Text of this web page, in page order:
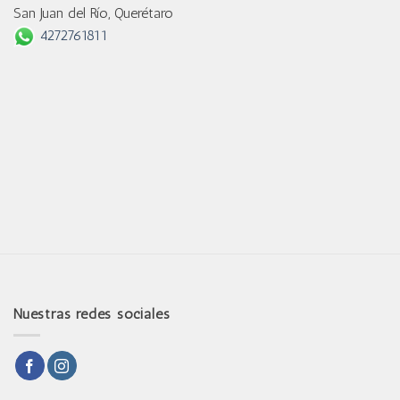
San Juan del Río, Querétaro
4272761811
Nuestras redes sociales